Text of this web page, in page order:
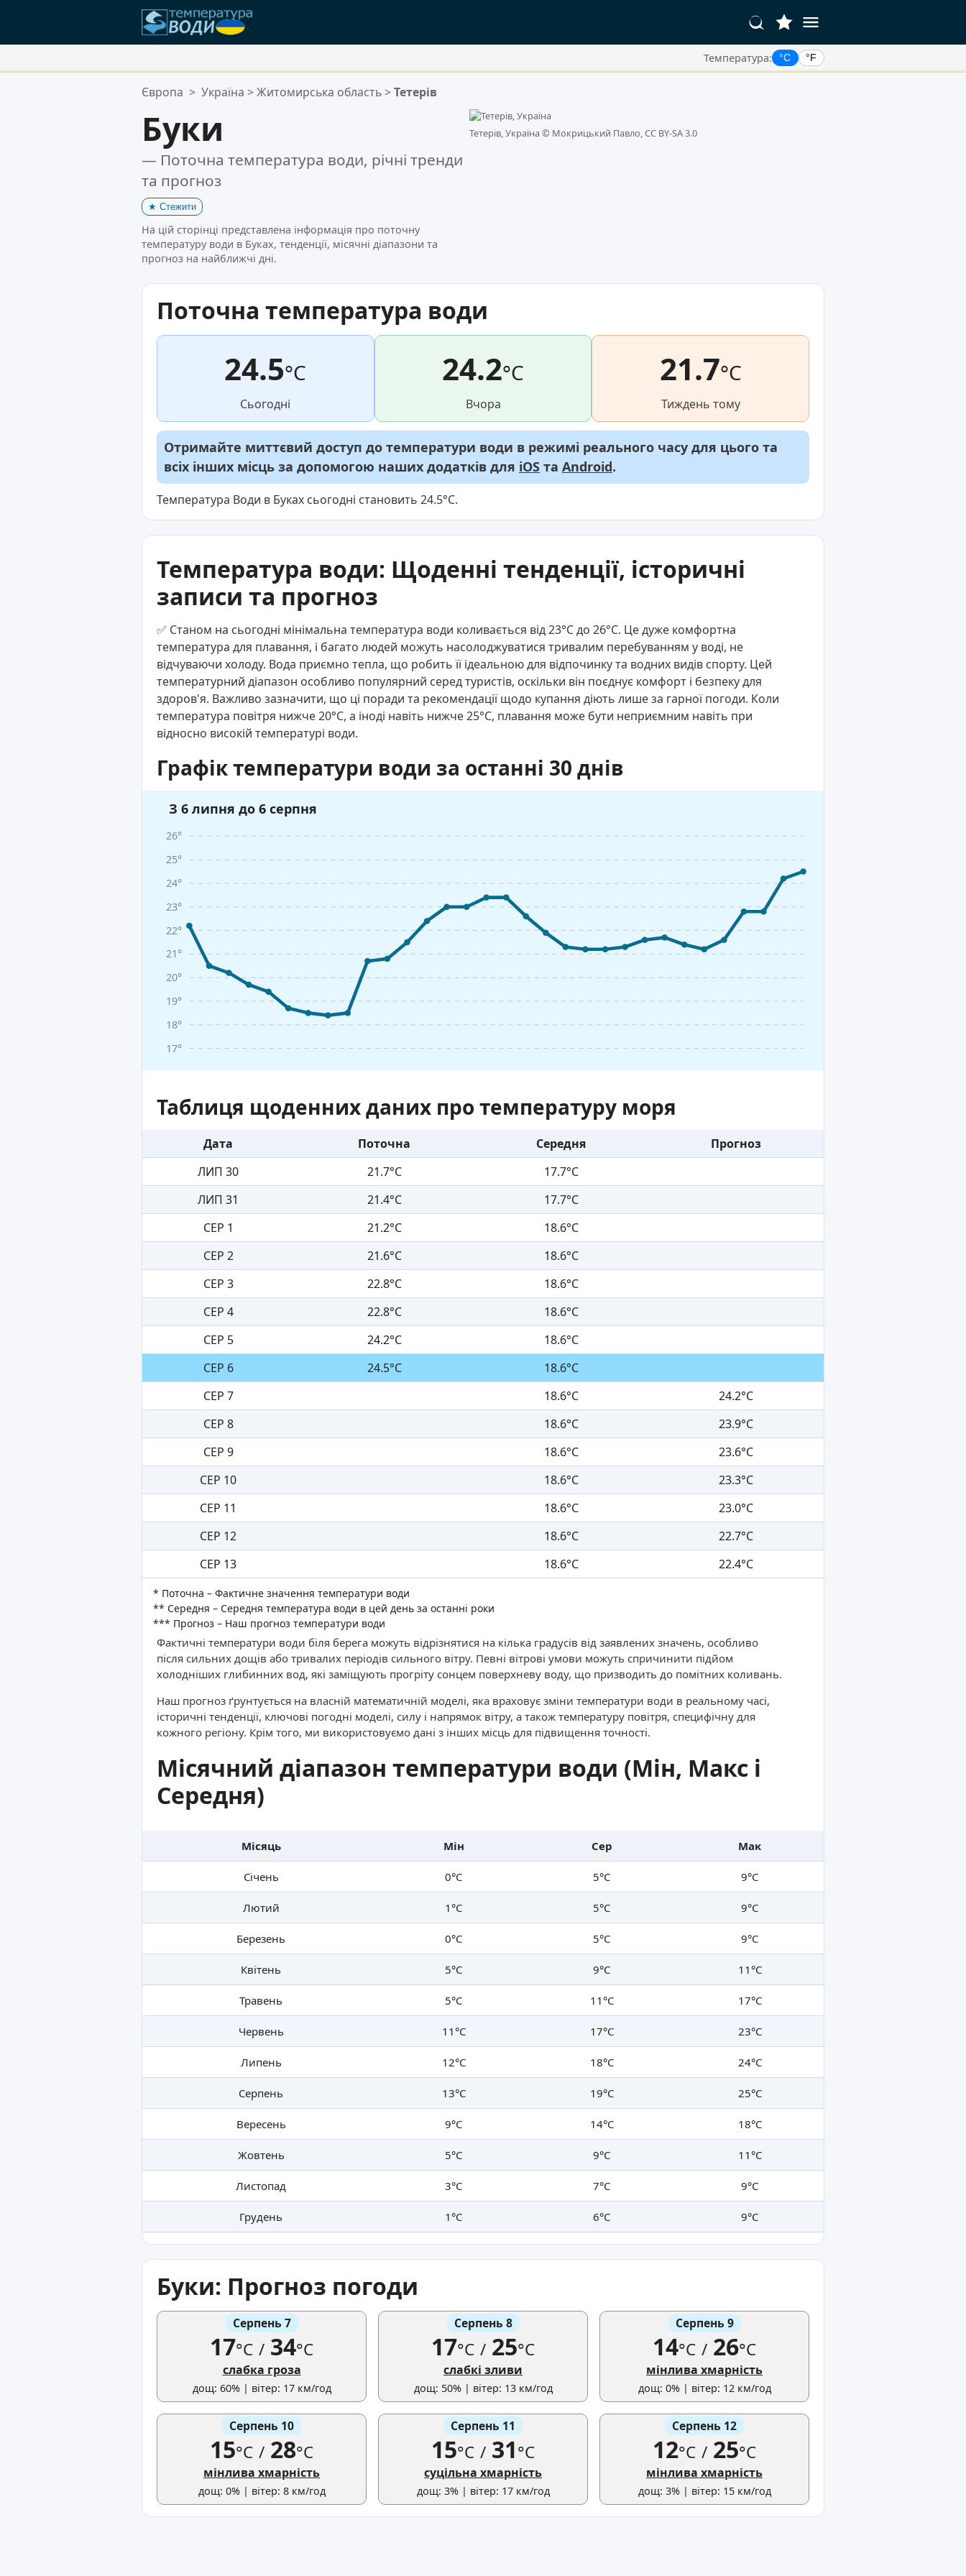
Температура: °C °F
Ваші Улюблені Місця:
Європа > Україна >Житомирська область>Тетерів
Буки
— Поточна температура води, річні тренди
та прогноз
★ Стежити
На цій сторінці представлена інформація про поточну
температуру води в Буках, тенденції, місячні діапазони та
прогноз на найближчі дні.
Тетерів, Україна © Мокрицький Павло, CC BY-SA 3.0
Поточна температура води
24.5°C
Сьогодні
24.2°C
Вчора
21.7°C
Тиждень тому
Отримайте миттєвий доступ до температури води в режимі реального часу для цього та
всіх інших місць за допомогою наших додатків для iOS та Android.
Температура Води в Буках сьогодні становить 24.5°C.
Температура води: Щоденні тенденції, історичні
записи та прогноз
✅ Станом на сьогодні мінімальна температура води коливається від 23°C до 26°C. Це дуже комфортна
температура для плавання, і багато людей можуть насолоджуватися тривалим перебуванням у воді, не
відчуваючи холоду. Вода приємно тепла, що робить її ідеальною для відпочинку та водних видів спорту. Цей
температурний діапазон особливо популярний серед туристів, оскільки він поєднує комфорт і безпеку для
здоров'я. Важливо зазначити, що ці поради та рекомендації щодо купання діють лише за гарної погоди. Коли
температура повітря нижче 20°C, а іноді навіть нижче 25°C, плавання може бути неприємним навіть при
відносно високій температурі води.
Графік температури води за останні 30 днів
З 6 липня до 6 серпня
17°
18°
19°
20°
21°
22°
23°
24°
25°
26°
Таблиця щоденних даних про температуру моря
Дата Поточна Середня
Прогноз
ЛИП 30
21.7°C
17.7°C
ЛИП 31
21.4°C
17.7°C
СЕР 1
21.2°C
18.6°C
СЕР 2
21.6°C
18.6°C
СЕР 3
22.8°C
18.6°C
СЕР 4
22.8°C
18.6°C
СЕР 5
24.2°C
18.6°C
СЕР 6
24.5°C
18.6°C
СЕР 7
18.6°C
24.2°C
СЕР 8
18.6°C
23.9°C
СЕР 9
18.6°C
23.6°C
СЕР 10
18.6°C
23.3°C
СЕР 11
18.6°C
23.0°C
СЕР 12
18.6°C
22.7°C
СЕР 13
18.6°C 22.4°C
* Поточна – Фактичне значення температури води
** Середня – Середня температура води в цей день за останні роки
*** Прогноз – Наш прогноз температури води
Фактичні температури води біля берега можуть відрізнятися на кілька градусів від заявлених значень, особливо
після сильних дощів або тривалих періодів сильного вітру. Певні вітрові умови можуть спричинити підйом
холодніших глибинних вод, які заміщують прогріту сонцем поверхневу воду, що призводить до помітних коливань.
Наш прогноз ґрунтується на власній математичній моделі, яка враховує зміни температури води в реальному часі,
історичні тенденції, ключові погодні моделі, силу і напрямок вітру, а також температуру повітря, специфічну для
кожного регіону. Крім того, ми використовуємо дані з інших місць для підвищення точності.
Місячний діапазон температури води (Мін, Макс і
Середня)
Місяць Мін Сер Мак
Січень 0°C 5°C 9°C
Лютий 1°C 5°C 9°C
Березень 0°C 5°C 9°C
Квітень 5°C 9°C 11°C
Травень 5°C 11°C 17°C
Червень 11°C 17°C 23°C
Липень 12°C 18°C 24°C
Серпень 13°C 19°C 25°C
Вересень 9°C 14°C 18°C
Жовтень 5°C 9°C 11°C
Листопад 3°C 7°C 9°C
Грудень 1°C 6°C 9°C
Буки: Прогноз погоди
Серпень 7
17°C / 34°C
слабка гроза
дощ: 60% | вітер: 17 км/год
Серпень 8
17°C / 25°C
слабкі зливи
дощ: 50% | вітер: 13 км/год
Серпень 9
14°C / 26°C
мінлива хмарність
дощ: 0% | вітер: 12 км/год
Серпень 10
15°C / 28°C
мінлива хмарність
дощ: 0% | вітер: 8 км/год
Серпень 11
15°C / 31°C
суцільна хмарність
дощ: 3% | вітер: 17 км/год
Серпень 12
12°C / 25°C
мінлива хмарність
дощ: 3% | вітер: 15 км/год